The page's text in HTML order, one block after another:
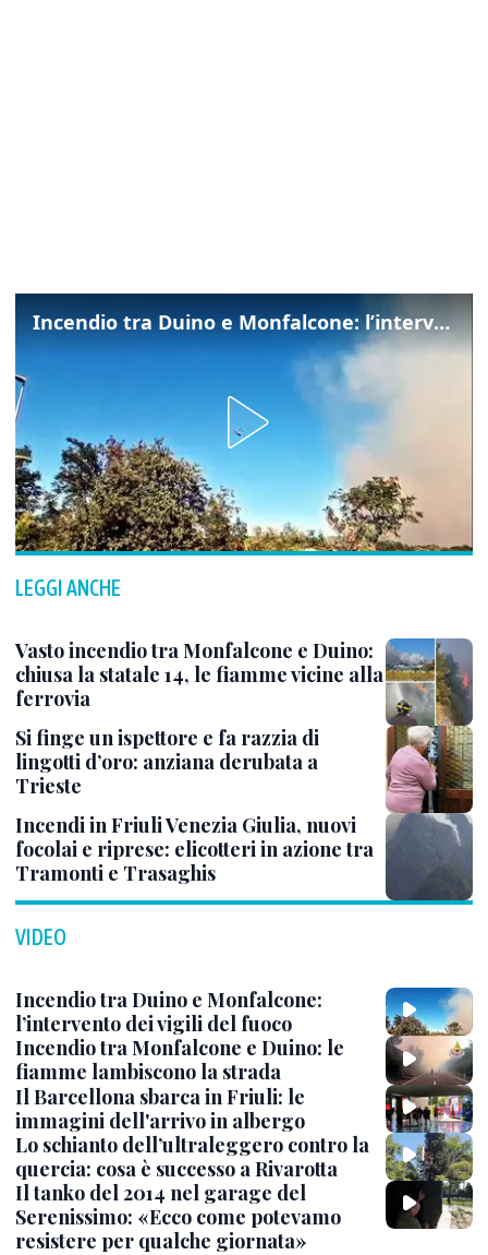
Incendio tra Duino e Monfalcone: l’intervento dei vigili del fuoco
LEGGI ANCHE
Vasto incendio tra Monfalcone e Duino:
chiusa la statale 14, le fiamme vicine alla
ferrovia
Si finge un ispettore e fa razzia di
lingotti d’oro: anziana derubata a
Trieste
Incendi in Friuli Venezia Giulia, nuovi
focolai e riprese: elicotteri in azione tra
Tramonti e Trasaghis
VIDEO
Incendio tra Duino e Monfalcone:
l’intervento dei vigili del fuoco
Incendio tra Monfalcone e Duino: le
fiamme lambiscono la strada
Il Barcellona sbarca in Friuli: le
immagini dell'arrivo in albergo
Lo schianto dell’ultraleggero contro la
quercia: cosa è successo a Rivarotta
Il tanko del 2014 nel garage del
Serenissimo: «Ecco come potevamo
resistere per qualche giornata»